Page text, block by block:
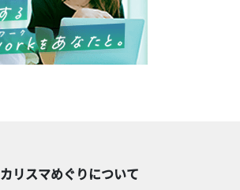
カリスマめぐりについて